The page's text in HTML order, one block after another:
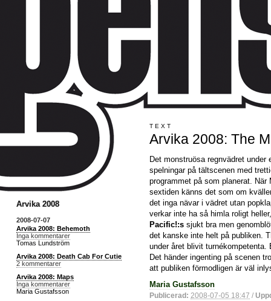
Arvika 2008
2008-07-07
Arvika 2008: Behemoth
Inga kommentarer
Tomas Lundström
Arvika 2008: Death Cab For Cutie
2 kommentarer
Arvika 2008: Maps
Inga kommentarer
Maria Gustafsson
TEXT
Arvika 2008: The
Det monstruösa regnvädret under
spelningar på tältscenen med
programmet på som planerat.
sextiden känns det som om
det inga nävar i vädret utan
verkar inte ha så himla roligt
Pacific!:s sjukt bra men
det kanske inte helt på publiken.
under året blivit
Det händer ingenting på scenen
att publiken förmodligen är väl
Maria Gustafsson
Publicerad: 2008-07-05 18:47 /